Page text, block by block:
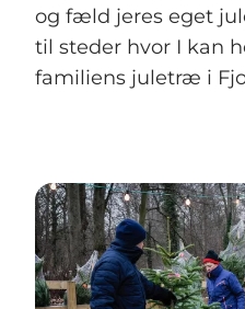
og fæld jeres eget
til steder hvor I kan
familiens juletræ i